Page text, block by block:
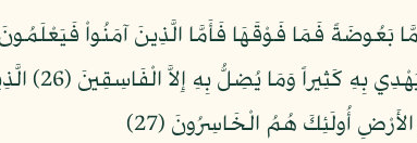
بَعُوضَةً فَمَا فَوْقَهَا فَأَمَّا الَّذِينَ آمَنُواْ
أَرَادَ
أُولَئِكَ هُمُ الْخَاسِرُونَ (27)